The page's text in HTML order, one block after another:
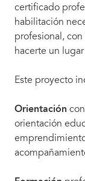
certificado
habilitación
profesional,
hacerte un
Este proyecto
Orientación
orientación